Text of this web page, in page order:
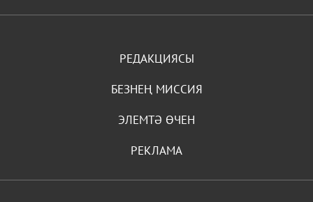
РЕДАКЦИЯСЫ
БЕЗНЕҢ МИССИЯ
ЭЛЕМТӘ ӨЧЕН
РЕКЛАМА